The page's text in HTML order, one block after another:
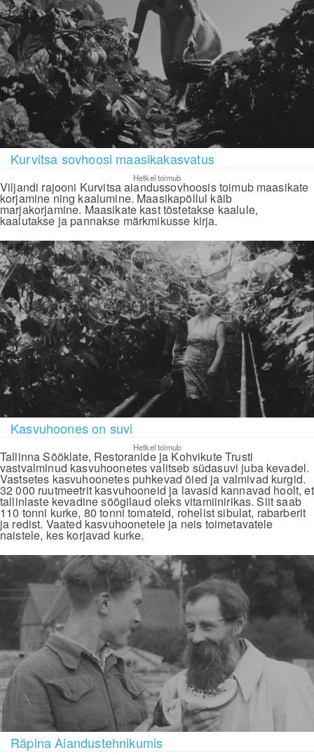
Kurvitsa sovhoosi maasikakasvatus
Hetkel toimub
Viljandi rajooni Kurvitsa aiandussovhoosis toimub maasikate
korjamine ning kaalumine. Maasikapõllul käib
marjakorjamine. Maasikate kast tõstetakse kaalule,
kaalutakse ja pannakse märkmikusse kirja.
Kasvuhoones on suvi
Hetkel toimub
Tallinna Sööklate, Restoranide ja Kohvikute Trusti
vastvalminud kasvuhoonetes valitseb südasuvi juba kevadel.
Vastsetes kasvuhoonetes puhkevad õied ja valmivad kurgid.
32 000 ruutmeetrit kasvuhooneid ja lavasid kannavad hoolt, et
tallinlaste kevadine söögilaud oleks vitamiinirikas. Siit saab
110 tonni kurke, 80 tonni tomateid, rohelist sibulat, rabarberit
ja redist. Vaated kasvuhoonetele ja neis toimetavatele
naistele, kes korjavad kurke.
Räpina Aiandustehnikumis